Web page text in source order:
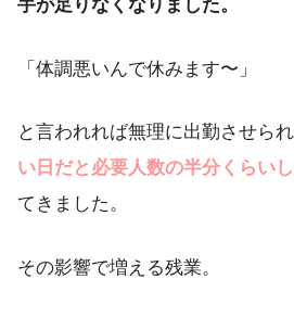
「体調悪いんで休みます〜」
と言われれば無理に出勤させら
い日だと必要人数の半分くらい
てきました。
その影響で増える残業。